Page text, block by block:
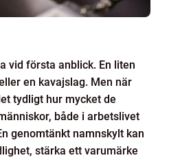
vid första anblick. En liten
en kavajslag. Men när
tydligt hur mycket de
både i arbetslivet
genomtänkt namnskylt kan
stärka ett varumärke